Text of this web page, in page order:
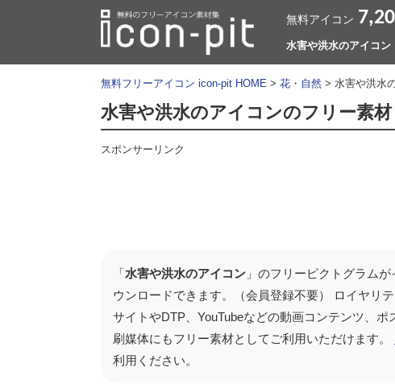
無料アイコン
水害や洪水のアイコ
無料フリーアイコン icon-pit HOME > 花・自然 > 水害や洪水
水害や洪水のアイコンのフリー素
スポンサーリンク
「水害や洪水のアイコン 」のフリーピクトグラム
ウンロードできます。（会員登録不要） ロイヤリ
サイトやDTP、YouTubeなどの動画コンテンツ、
刷媒体にもフリー素材としてご利用いただけます。
利用ください。